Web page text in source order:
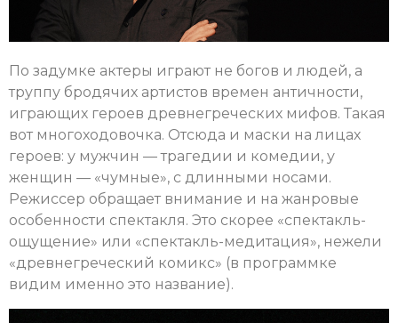
По задумке актеры играют не богов и людей, а
труппу бродячих артистов времен античности,
играющих героев древнегреческих мифов. Такая
вот многоходовочка. Отсюда и маски на лицах
героев: у мужчин — трагедии и комедии, у
женщин — «чумные», с длинными носами.
Режиссер обращает внимание и на жанровые
особенности спектакля. Это скорее «спектакль-
ощущение» или «спектакль-медитация», нежели
«древнегреческий комикс» (в программке
видим именно это название).